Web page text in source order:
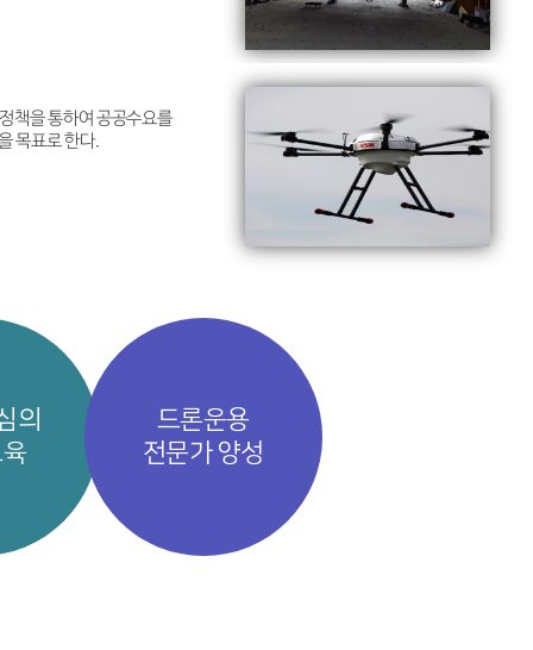
책을 통하여 공공수요를
목표로 한다.
의
드론운용
전문가 양성